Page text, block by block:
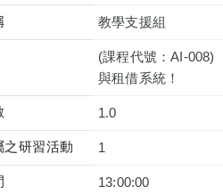
教學支援組
(課程代號：AI-008)
與租借系統！
1.0
研習活動 1
13:00:00